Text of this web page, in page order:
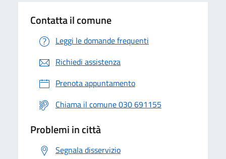
Contatta il comune
Leggi le domande frequenti
Richiedi assistenza
Prenota appuntamento
Chiama il comune 030 691155
Problemi in città
Segnala disservizio